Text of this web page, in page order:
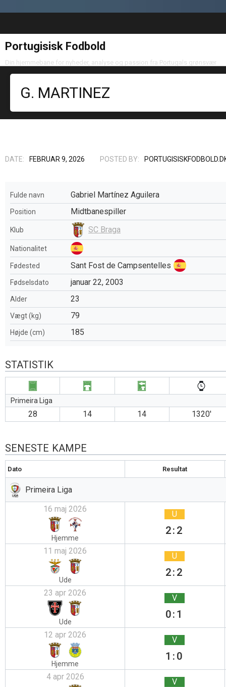
Portugisisk Fodbold
Din hjemmebane for nyheder, analyse og passion fra Portugals grønsvær
G. MARTINEZ
DATE: FEBRUAR 9, 2026 POSTED BY:
Fulde navn Gabriel Martínez Aguilera
Position Midtbanespiller
Klub SC Braga
Nationalitet
Fødested Sant Fost de Campsentelles
Fødselsdato januar 22, 2003
Alder 23
Vægt (kg) 79
Højde (cm) 185
STATISTIK
Primeira Liga
28 14 14 1320′
SENESTE KAMPE
Dato Resultat
Primeira Liga
16 maj 2026
Hjemme
U
2:2
11 maj 2026
Ude
U
2:2
23 apr 2026
Ude
V
0:1
12 apr 2026
Hjemme
V
1:0
4 apr 2026 V